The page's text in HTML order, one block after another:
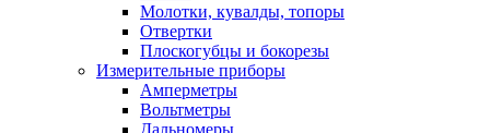
Молотки, кувалды, топоры
Отвертки
Плоскогубцы и бокорезы
Измерительные приборы
Амперметры
Вольтметры
Дальномеры